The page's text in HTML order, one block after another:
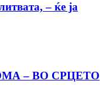
– ќе jа
– ВО СРЦЕТО